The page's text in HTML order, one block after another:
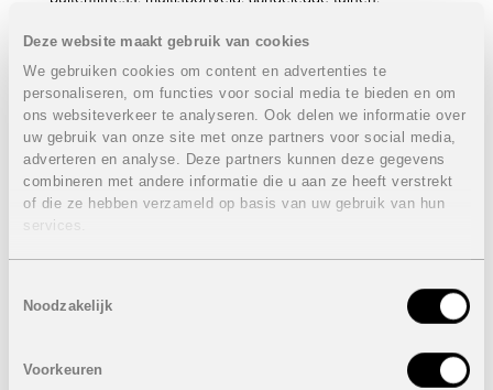
Deze website maakt gebruik van cookies
We gebruiken cookies om content en advertenties te
personaliseren, om functies voor social media te bieden en om
ons websiteverkeer te analyseren. Ook delen we informatie over
uw gebruik van onze site met onze partners voor social media,
adverteren en analyse. Deze partners kunnen deze gegevens
combineren met andere informatie die u aan ze heeft verstrekt
of die ze hebben verzameld op basis van uw gebruik van hun
services.
Noodzakelijk
Voorkeuren
El Campello combineert de charme van een rustige
kustgemeente met uitstekende verbindingen naar
Alicante, Villajoyosa en Benidorm. De jachthaven ligt op 3
km, Alicante op 15 km en de luchthaven op slechts 28 km.
Eigenschappen geschakelde woningen Blok 1:
3 Slaapkamers
2 Badkamers
Tuin: van 20 m² tot 92 m²
Eigenschappen geschakelde woningen Blok 2: